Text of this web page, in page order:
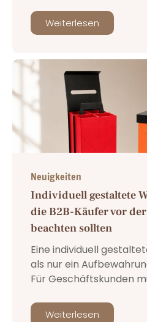
Weiterlesen
Neuigkeiten
Individuell gestaltete
die B2B-Käufer vor
beachten sollten
Eine individuell
als nur ein
Für Geschäftskunden
Weiterlesen